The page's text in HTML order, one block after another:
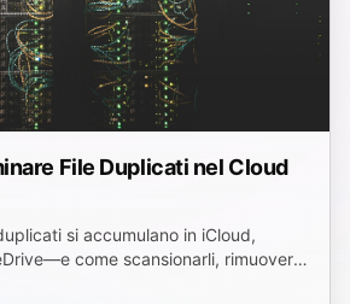
File Duplicati nel Cloud
si accumulano in iCloud,
come scansionarli, rimuoverli
pratiche e strumenti.